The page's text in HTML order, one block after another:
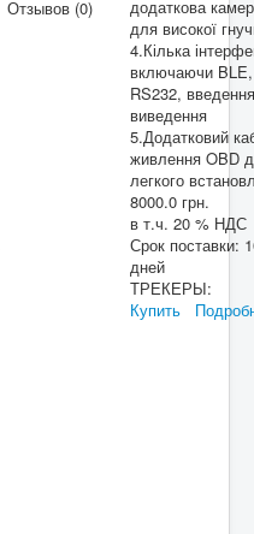
Отзывов (0)
додаткова
для високої
4.Кілька
включаючи BLE,
RS232,
виведення
5.Додатковий
живлення OBD
легкого
8000.0 грн.
в т.ч. 20 % НДС
Срок поставки:
дней
ТРЕКЕРЫ:
Купить